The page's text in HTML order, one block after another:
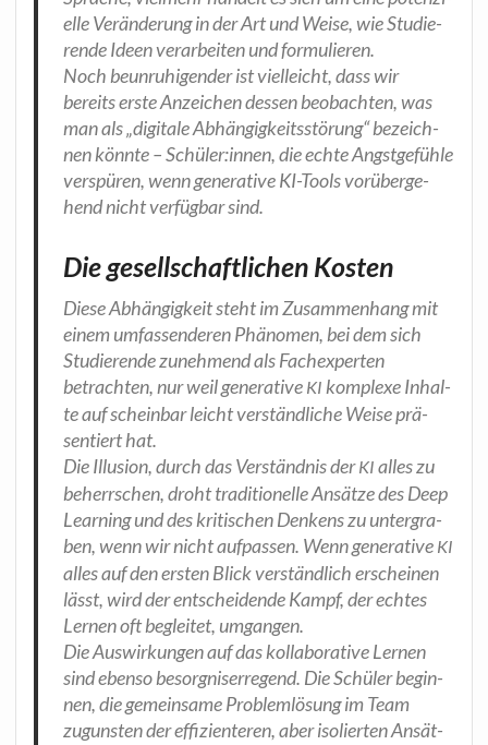
el­le Ver­än­de­rung in der Art und Wei­se, wie Stu­die­
ren­de Ideen ver­ar­bei­ten und formulieren.
Noch beun­ru­hi­gen­der ist viel­leicht, dass wir
bereits ers­te Anzei­chen des­sen beob­ach­ten, was
man als „digi­ta­le Abhän­gig­keits­stö­rung“ bezeich­
nen könn­te – Schüler:innen, die ech­te Angst­ge­füh­le
ver­spü­ren, wenn gene­ra­ti­ve KI-Tools vor­über­ge­
hend nicht ver­füg­bar sind.
Die gesellschaftlichen Kosten
Die­se Abhän­gig­keit steht im Zusam­men­hang mit
einem umfas­sen­de­ren Phä­no­men, bei dem sich
Stu­die­ren­de zuneh­mend als Fach­ex­per­ten
betrach­ten, nur weil gene­ra­ti­ve KI kom­ple­xe Inhal­
te auf schein­bar leicht ver­ständ­li­che Wei­se prä­
sen­tiert hat.
Die Illu­si­on, durch das Ver­ständ­nis derKI alles zu
beherr­schen, droht tra­di­tio­nel­le Ansät­ze des Deep
Lear­ning und des kri­ti­schen Den­kens zu unter­gra­
ben, wenn wir nicht auf­pas­sen. Wenn gene­ra­ti­ve KI
alles auf den ers­ten Blick ver­ständ­lich erschei­nen
lässt, wird der ent­schei­den­de Kampf, der ech­tes
Ler­nen oft beglei­tet, umgangen.
Die Aus­wir­kun­gen auf das kol­la­bo­ra­ti­ve Ler­nen
sind eben­so besorg­nis­er­re­gend. Die Schü­ler begin­
nen, die gemein­sa­me Pro­blem­lö­sung im Team
zuguns­ten der effi­zi­en­te­ren, aber iso­lier­ten Ansät­